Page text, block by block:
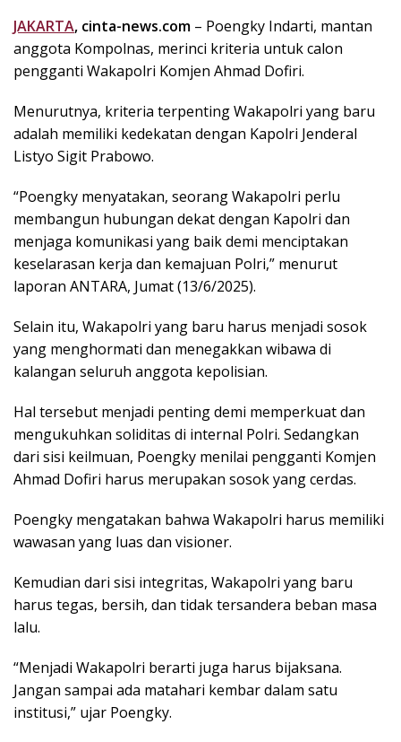
e
n
u
I
n
p
r
a
s
i
!
JAKARTA, cinta-news.com – Poengky Indarti, mantan
anggota Kompolnas, merinci kriteria untuk calon
pengganti Wakapolri Komjen Ahmad Dofiri.
Menurutnya, kriteria terpenting Wakapolri yang baru
adalah memiliki kedekatan dengan Kapolri Jenderal
Listyo Sigit Prabowo.
“Poengky menyatakan, seorang Wakapolri perlu
membangun hubungan dekat dengan Kapolri dan
menjaga komunikasi yang baik demi menciptakan
keselarasan kerja dan kemajuan Polri,” menurut
laporan ANTARA, Jumat (13/6/2025).
Selain itu, Wakapolri yang baru harus menjadi sosok
yang menghormati dan menegakkan wibawa di
kalangan seluruh anggota kepolisian.
Hal tersebut menjadi penting demi memperkuat dan
mengukuhkan soliditas di internal Polri. Sedangkan
dari sisi keilmuan, Poengky menilai pengganti Komjen
Ahmad Dofiri harus merupakan sosok yang cerdas.
Poengky mengatakan bahwa Wakapolri harus memiliki
wawasan yang luas dan visioner.
Kemudian dari sisi integritas, Wakapolri yang baru
harus tegas, bersih, dan tidak tersandera beban masa
lalu.
“Menjadi Wakapolri berarti juga harus bijaksana.
Jangan sampai ada matahari kembar dalam satu
institusi,” ujar Poengky.